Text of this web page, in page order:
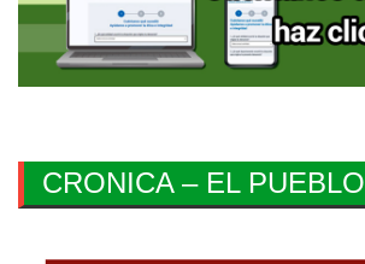
CRONICA – EL PUEBLO